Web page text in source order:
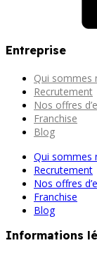
Entreprise
Qui sommes
Recrutement
Nos offres
Franchise
Blog
Qui sommes
Recrutement
Nos offres
Franchise
Blog
Informations